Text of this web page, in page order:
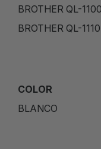
BROTHER QL-1100
BROTHER QL-1110
COLOR
BLANCO